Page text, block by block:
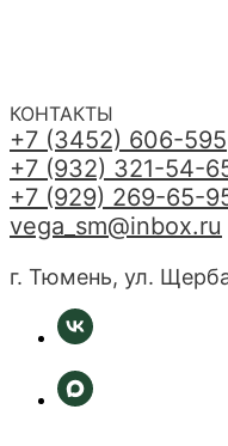
НЕ НАШЛИ
ИЛИ НУЖНА
С ВЫБОРОМ?
Или напишите нам
Наш менеджер готов
все вопросы. Свяжитесь по
КОНТАКТЫ
+7 (3452) 606-595
+7 (932) 321-54-
+7 (929) 269-65-
vega_sm@inbox.ru
г. Тюмень, ул.